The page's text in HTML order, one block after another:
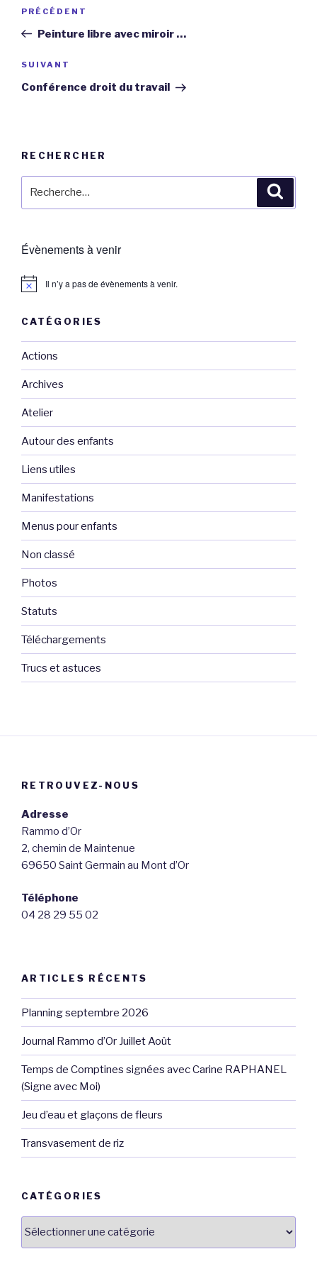
Navigation
l’article
Article
précédent
PRÉCÉDENT
Peinture libre avec miroir …
Article
suivant
SUIVANT
Conférence droit du travail
RECHERCHER
Évènements à venir
Il n’y a pas de évènements à venir.
CATÉGORIES
Actions
Archives
Atelier
Autour des enfants
Liens utiles
Manifestations
Menus pour enfants
Non classé
Photos
Statuts
Téléchargements
Trucs et astuces
RETROUVEZ-NOUS
Adresse
Rammo d’Or
2, chemin de Maintenue
69650 Saint Germain au Mont d’Or
Téléphone
04 28 29 55 02
ARTICLES RÉCENTS
Planning septembre 2026
Journal Rammo d’Or Juillet Août
Temps de Comptines signées avec Carine RAPHANEL
(Signe avec Moi)
Jeu d’eau et glaçons de fleurs
Transvasement de riz
CATÉGORIES